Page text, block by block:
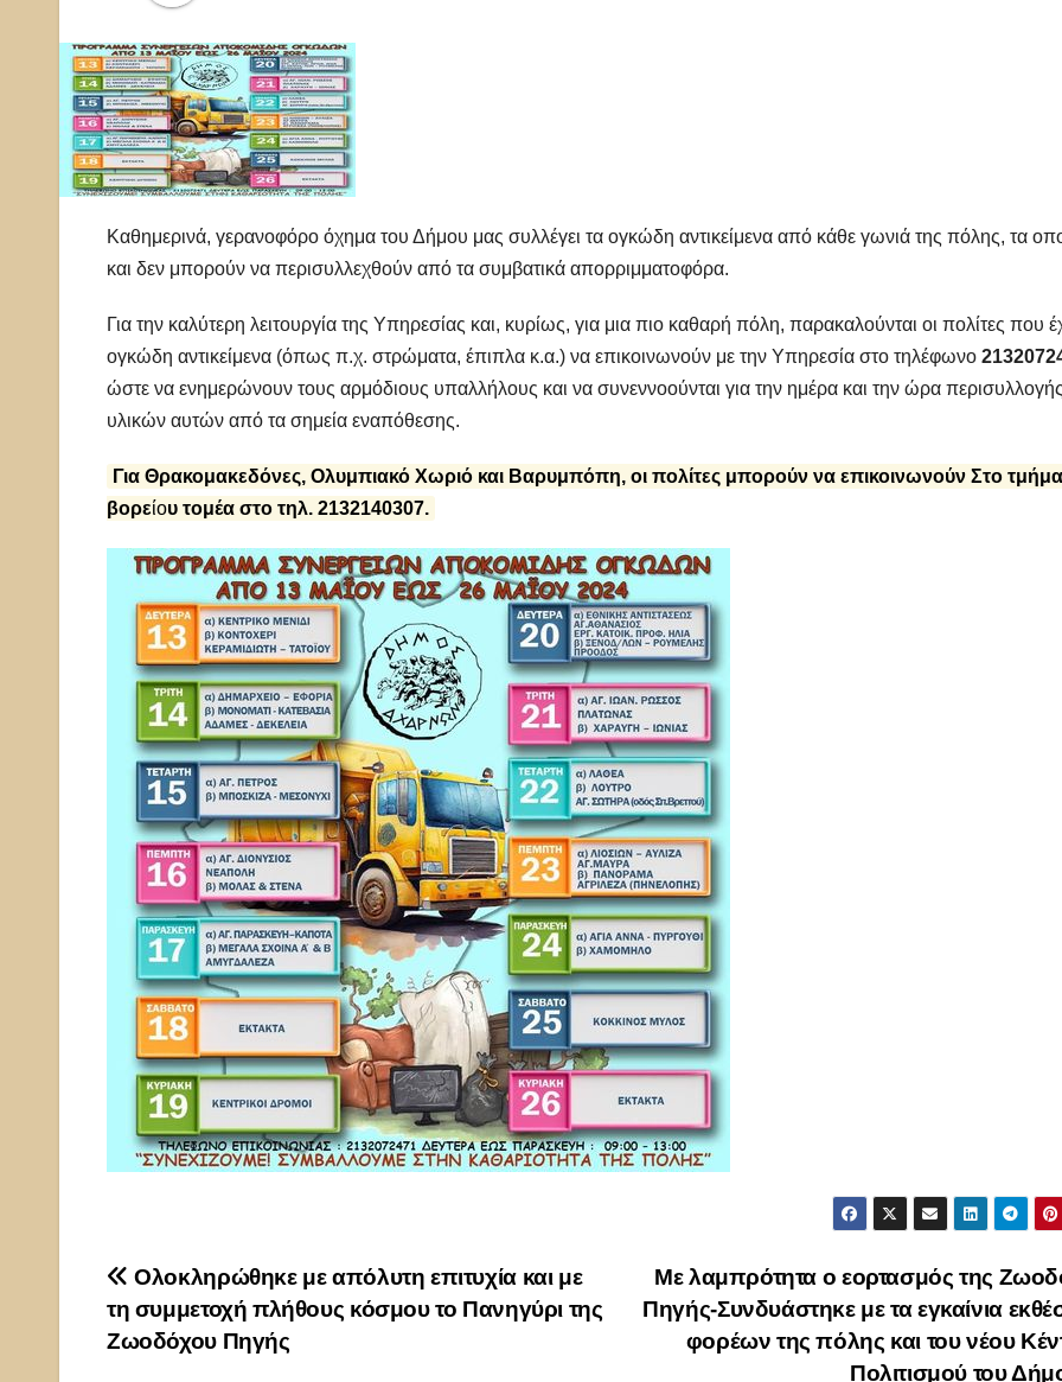
Καθημερινά, γερανοφόρο όχημα του Δήμου μας συλλέγει τα ογκώδη αντικείμενα από κάθε γωνιά της πόλης, τα
και δεν μπορούν να περισυλλεχθούν από τα συμβατικά απορριμματοφόρα.
Για την καλύτερη λειτουργία της Υπηρεσίας και, κυρίως, για μια πιο καθαρή πόλη, παρακαλούνται οι πολίτες που
ογκώδη αντικείμενα (όπως π.χ. στρώματα, έπιπλα κ.α.) να επικοινωνούν με την Υπηρεσία στο τηλέφωνο
ώστε να ενημερώνουν τους αρμόδιους υπαλλήλους και να συνεννοούνται για την ημέρα και την ώρα
υλικών αυτών από τα σημεία εναπόθεσης.
Για Θρακομακεδόνες, Ολυμπιακό Χωριό και Βαρυμπόπη, οι πολίτες μπορούν να επικοινωνούν Στο τμήμα
βορείου τομέα στο τηλ. 2132140307.
Πλοήγηση
άρθρων
Με λαμπρότητα ο εορτασμός της
Πηγής-Συνδυάστηκε με τα εγκαίνια
φορέων της πόλης και του νέου
Πολιτισμού του
Ολοκληρώθηκε με απόλυτη επιτυχία και με
τη συμμετοχή πλήθους κόσμου το Πανηγύρι της
Ζωοδόχου Πηγής